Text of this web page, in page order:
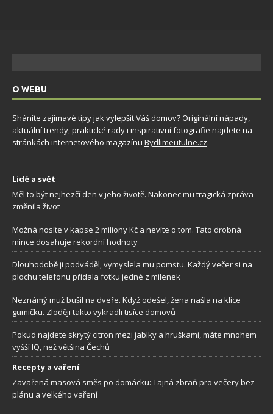
O WEBU
Sháníte zajímavé tipy jak vylepšit Váš domov? Originální nápady,
aktuální trendy, praktické rady i inspirativní fotografie najdete na
stránkách internetového magazínu Bydlimeutulne.cz.
Lidé a svět
Měl to být nejhezčí den v jeho životě. Nakonec mu tragická zpráva
změnila život
Možná nosíte v kapse 2 miliony Kč a nevíte o tom. Tato drobná
mince dosahuje rekordní hodnoty
Dlouhodobě ji podváděl, vymyslela mu pomstu. Každý večer si na
plochu telefonu přidala fotku jedné z milenek
Neznámý muž bušil na dveře. Když odešel, žena našla na klice
gumičku. Zloději takto vykradli tisíce domovů
Pokud najdete skrytý citron mezi jablky a hruškami, máte mnohem
vyšší IQ, než většina Čechů
Recepty a vaření
Zavařená masová směs po domácku: Tajná zbraň pro večery bez
plánu a velkého vaření